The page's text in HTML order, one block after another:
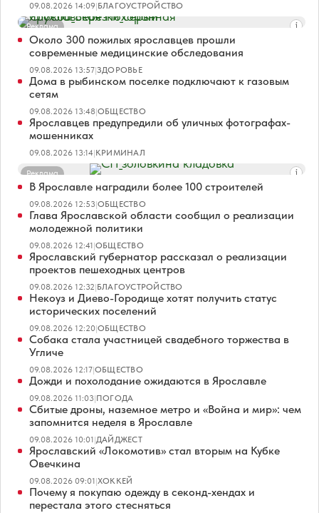
09.08.2026 14:09|БЛАГОУСТРОЙСТВО
Реклама
Около 300 пожилых ярославцев прошли
современные медицинские обследования
09.08.2026 13:57|ЗДОРОВЬЕ
Дома в рыбинском поселке подключают к газовым
сетям
09.08.2026 13:48|ОБЩЕСТВО
Ярославцев предупредили об уличных фотографах-
мошенниках
09.08.2026 13:14|КРИМИНАЛ
Реклама
В Ярославле наградили более 100 строителей
09.08.2026 12:53|ОБЩЕСТВО
Глава Ярославской области сообщил о реализации
молодежной политики
09.08.2026 12:41|ОБЩЕСТВО
Ярославский губернатор рассказал о реализации
проектов пешеходных центров
09.08.2026 12:32|БЛАГОУСТРОЙСТВО
Некоуз и Диево-Городище хотят получить статус
исторических поселений
09.08.2026 12:20|ОБЩЕСТВО
Собака стала участницей свадебного торжества в
Угличе
09.08.2026 12:17|ОБЩЕСТВО
Дожди и похолодание ожидаются в Ярославле
09.08.2026 11:03|ПОГОДА
Сбитые дроны, наземное метро и «Война и мир»: чем
запомнится неделя в Ярославле
09.08.2026 10:01|ДАЙДЖЕСТ
Ярославский «Локомотив» стал вторым на Кубке
Овечкина
09.08.2026 09:01|ХОККЕЙ
Почему я покупаю одежду в секонд-хендах и
перестала этого стесняться